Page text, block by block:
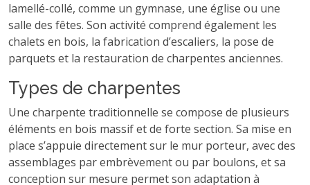
lamellé-collé, comme un gymnase, une église ou une
salle des fêtes. Son activité comprend également les
chalets en bois, la fabrication d’escaliers, la pose de
parquets et la restauration de charpentes anciennes.
Types de charpentes
Une charpente traditionnelle se compose de plusieurs
éléments en bois massif et de forte section. Sa mise en
place s’appuie directement sur le mur porteur, avec des
assemblages par embrèvement ou par boulons, et sa
conception sur mesure permet son adaptation à